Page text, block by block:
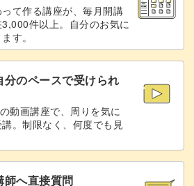
て作る講座が、毎月開講
件以上。自分のお気に
す。
のペースで受けられ
動画講座で、周りを気に
。制限なく、何度でも見
師へ直接質問